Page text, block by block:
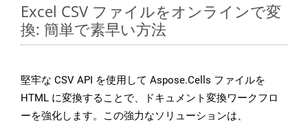
Excel CSV ファイルをオンラインで変
換: 簡単で素早い方法
堅牢な CSV API を使用して Aspose.Cells ファイルを
HTML に変換することで、ドキュメント変換ワークフロ
ーを強化します。この強力なソリューションは、